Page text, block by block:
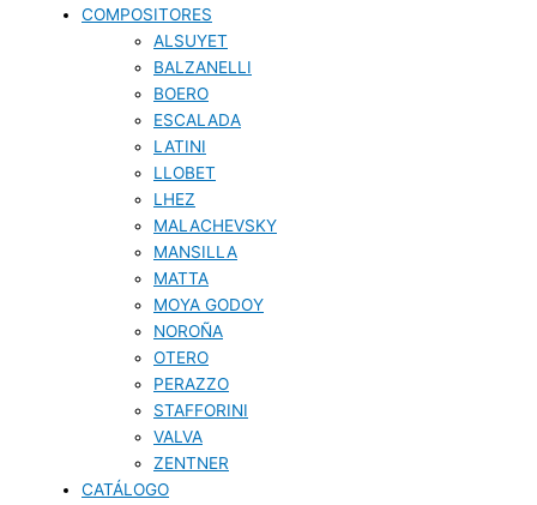
COMPOSITORES
ALSUYET
BALZANELLI
BOERO
ESCALADA
LATINI
LLOBET
LHEZ
MALACHEVSKY
MANSILLA
MATTA
MOYA GODOY
NOROÑA
OTERO
PERAZZO
STAFFORINI
VALVA
ZENTNER
CATÁLOGO